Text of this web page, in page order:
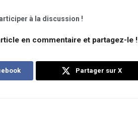
à la discussion !
en commentaire et partagez-le !
Partager sur X